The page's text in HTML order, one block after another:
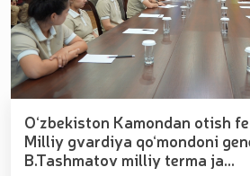
O‘zbekiston Kamondan otish
Milliy gvardiya qo‘mondoni
B.Tashmatov milliy terma ja...